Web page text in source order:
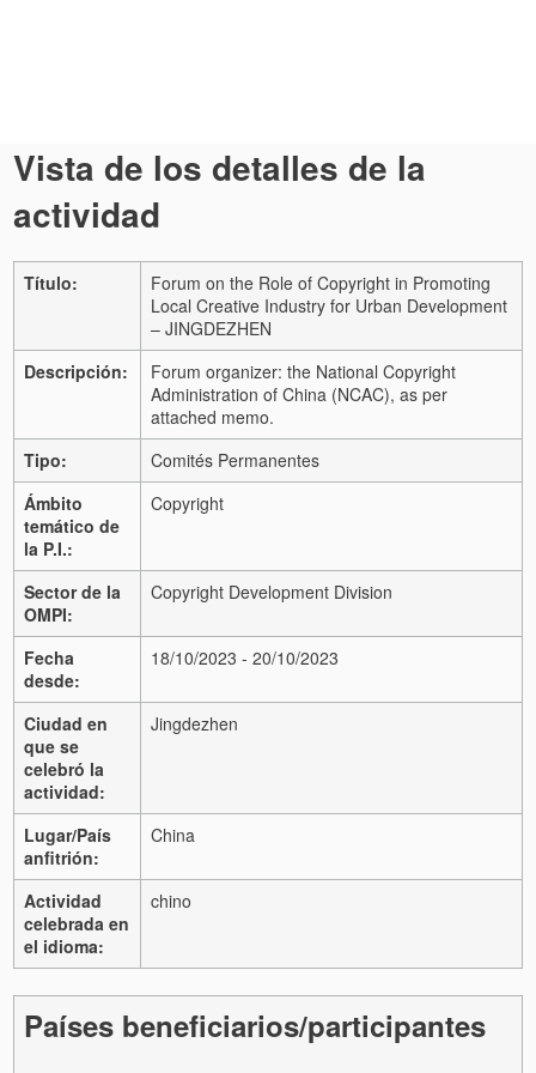
Vista de los detalles de la
actividad
Título:
Forum on the Role of Copyright in Promoting
Local Creative Industry for Urban Development
– JINGDEZHEN
Descripción:
Forum organizer: the National Copyright
Administration of China (NCAC), as per
attached memo.
Tipo:
Comités Permanentes
Ámbito
temático de
la P.I.:
Copyright
Sector de la
OMPI:
Copyright Development Division
Fecha
desde:
18/10/2023 - 20/10/2023
Ciudad en
que se
celebró la
actividad:
Jingdezhen
Lugar/País
anfitrión:
China
Actividad
celebrada en
el idioma:
chino
Países beneficiarios/participantes